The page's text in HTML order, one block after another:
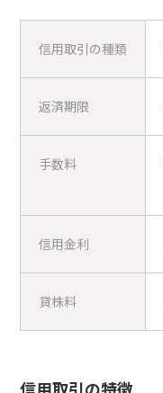
信用取引の種類
返済期限
手数料
信用金利
貸株料
信用取引の特徴